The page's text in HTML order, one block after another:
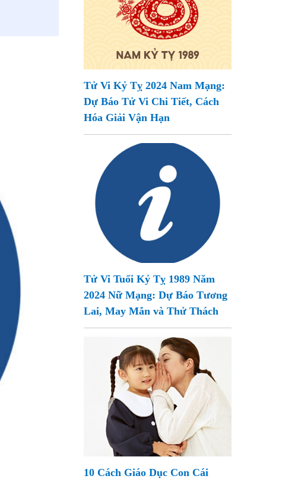
Tử Vi Kỷ Tỵ 2024 Nam Mạng:
Dự Báo Tử Vi Chi Tiết, Cách
Hóa Giải Vận Hạn
Tử Vi Tuổi Kỷ Tỵ 1989 Năm
2024 Nữ Mạng: Dự Báo Tương
Lai, May Mắn và Thử Thách
10 Cách Giáo Dục Con Cái